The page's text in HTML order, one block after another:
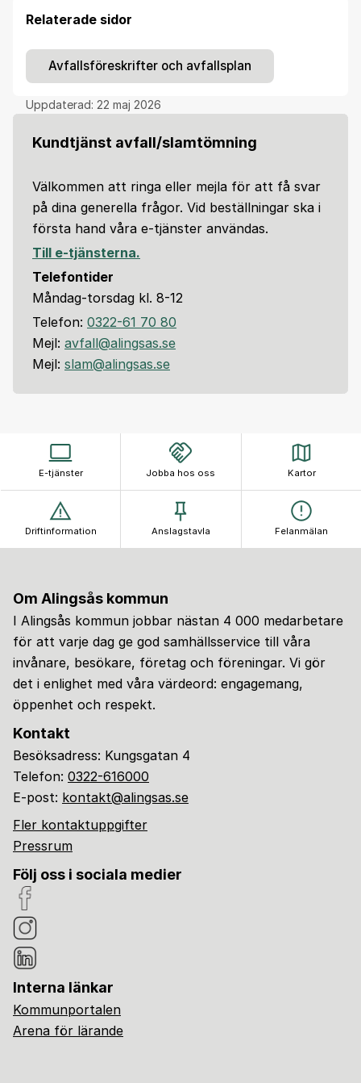
Relaterade sidor
Avfallsföreskrifter och avfallsplan
Uppdaterad: 22 maj 2026
Kundtjänst avfall/slamtömning
Välkommen att ringa eller mejla för att få svar
på dina generella frågor. Vid beställningar ska i
första hand våra e-tjänster användas.
Till e-tjänsterna.
Telefontider
Måndag-torsdag kl. 8-12
Telefon: 0322-61 70 80
Mejl: avfall@alingsas.se
Mejl: slam@alingsas.se
E-tjänster Jobba hos oss Kartor
Driftinformation Anslagstavla Felanmälan
Om Alingsås kommun
I Alingsås kommun jobbar nästan 4 000 medarbetare
för att varje dag ge god samhällsservice till våra
invånare, besökare, företag och föreningar. Vi gör
det i enlighet med våra värdeord: engagemang,
öppenhet och respekt.
Kontakt
Besöksadress: Kungsgatan 4
Telefon: 0322-616000
E-post: kontakt@alingsas.se
Fler kontaktuppgifter
Pressrum
Följ oss i sociala medier
Interna länkar
Kommunportalen
Arena för lärande